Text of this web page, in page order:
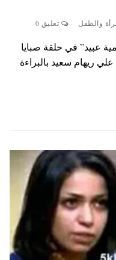
والطفل تعليق 0
عبيد” في حلقة صبايا
ريهام سعيد بالبراءة